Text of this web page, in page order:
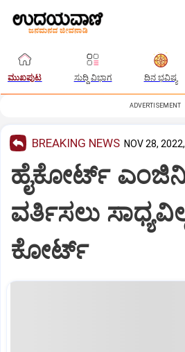
ಮುಖಪುಟ ಸುದ್ದಿ ವಿಭಾಗ ದಿನ ಭವಿಷ್ಯ
ADVERTISEMENT
BREAKING NEWS NOV 28,
ಹೈಕೋರ್ಟ್‌
ವರ್ತಿಸಲು
ಕೋರ್ಟ್‌